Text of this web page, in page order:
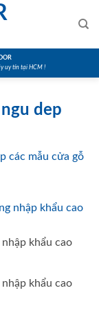
uy tín tại HCM !
dep
các mẫu cửa gỗ
khẩu cao
khẩu cao